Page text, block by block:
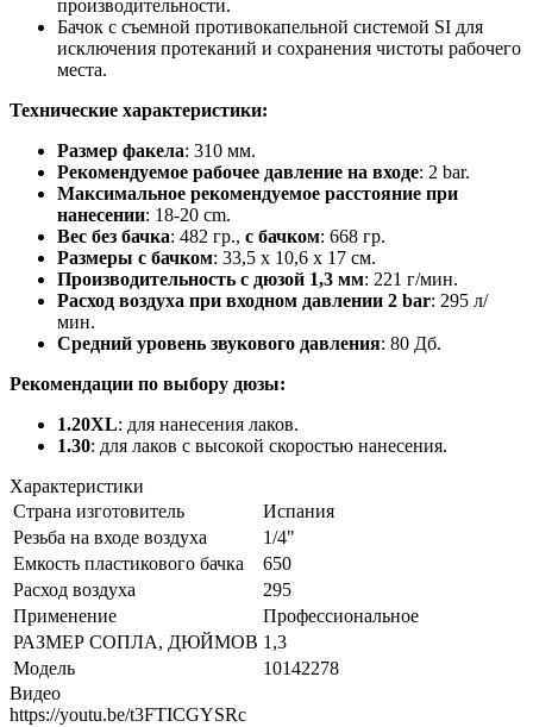
производительности.
Бачок с съемной противокапельной системой SI для
исключения протеканий и сохранения чистоты рабочего
места.
Технические характеристики:
Размер факела: 310 мм.
Рекомендуемое рабочее давление на входе: 2 bar.
Максимальное рекомендуемое расстояние при
нанесении: 18-20 cm.
Вес без бачка: 482 гр., с бачком: 668 гр.
Размеры с бачком: 33,5 x 10,6 x 17 см.
Производительность с дюзой 1,3 мм: 221 г/мин.
Расход воздуха при входном давлении 2 bar: 295 л/
мин.
Средний уровень звукового давления: 80 Дб.
Рекомендации по выбору дюзы:
1.20XL: для нанесения лаков.
1.30: для лаков с высокой скоростью нанесения.
Характеристики
Страна изготовитель
Испания
Резьба на входе воздуха
1/4"
Емкость пластикового бачка
650
Расход воздуха
295
Применение
Профессиональное
РАЗМЕР СОПЛА, ДЮЙМОВ 1,3
Модель
10142278
Видео
https://youtu.be/t3FTICGYSRc